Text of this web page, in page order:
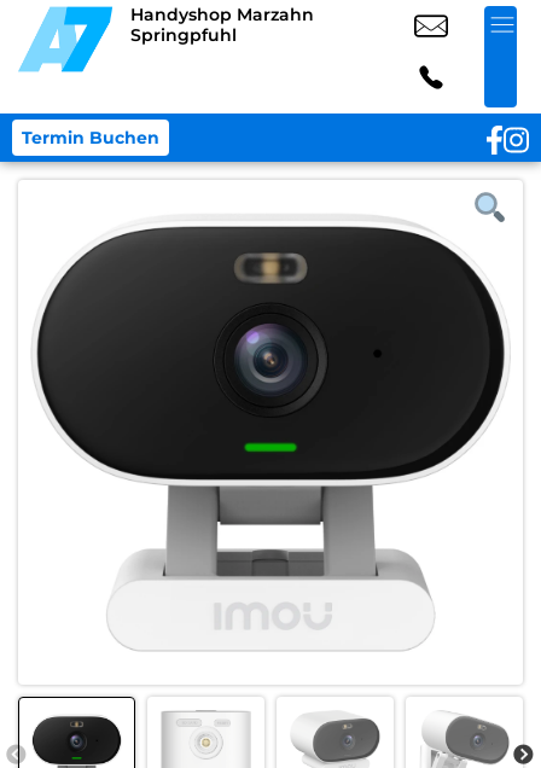
Handyshop Marzahn
Springpfuhl
Termin Buchen